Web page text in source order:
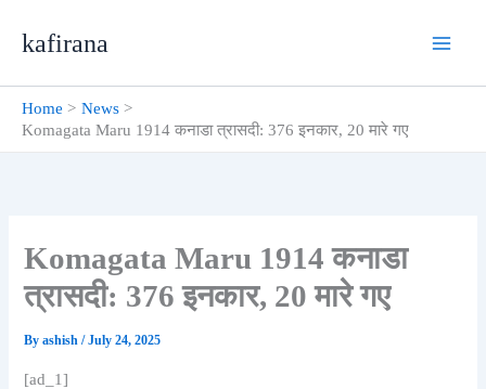
kafirana
Home
News
Komagata Maru 1914 कनाडा त्रासदी: 376 इनकार, 20 मारे गए
Komagata Maru 1914 कनाडा
त्रासदी: 376 इनकार, 20 मारे गए
Byashish/July 24, 2025
[ad_1]